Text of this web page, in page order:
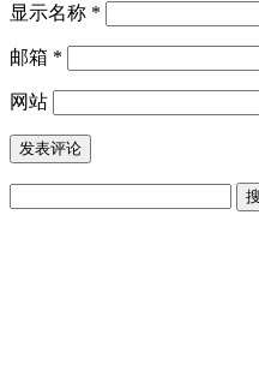
显示名称 *
邮箱 *
网站